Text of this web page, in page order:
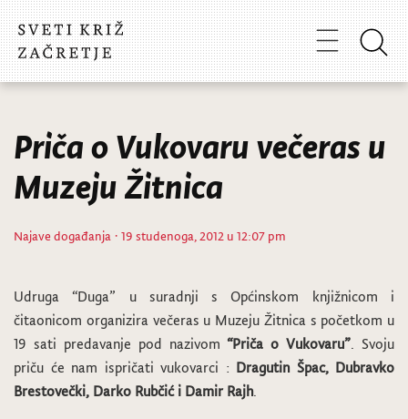
Priča o Vukovaru večeras u
Muzeju Žitnica
Najave događanja · 19 studenoga, 2012 u 12:07 pm
Udruga “Duga” u suradnji s Općinskom knjižnicom i
čitaonicom organizira večeras u Muzeju Žitnica s početkom u
19 sati predavanje pod nazivom“Priča o Vukovaru”. Svoju
priču će nam ispričati vukovarci : Dragutin Špac, Dubravko
Brestovečki, Darko Rubčić i Damir Rajh.